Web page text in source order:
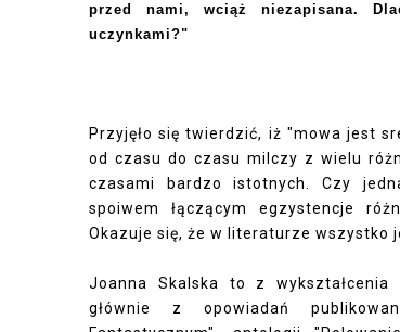
przed nami, wciąż niezapisana.
uczynkami?"
Przyjęło się twierdzić, iż "mowa jest
od czasu do czasu milczy z wielu
czasami bardzo istotnych. Czy
spoiwem łączącym egzystencje
Okazuje się, że w literaturze wszystko
Joanna Skalska to z
głównie z opowiadań